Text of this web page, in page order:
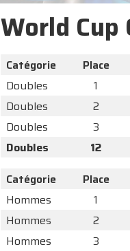
World
Catégorie Place
Doubles
1
Doubles
2
Doubles
3
Doubles
12
Catégorie
Place
Hommes
1
Hommes
2
Hommes
3